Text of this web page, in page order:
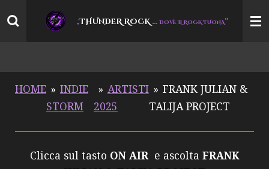
Vai
„THUNDER ROCK… DOVE IL ROCK TUONA“
HOME » INDIE
STORM
» ARTISTI
2025
» FRANK JULIAN &
TALIJA PROJECT
Clicca sul tasto ON AIRe ascolta FRANK